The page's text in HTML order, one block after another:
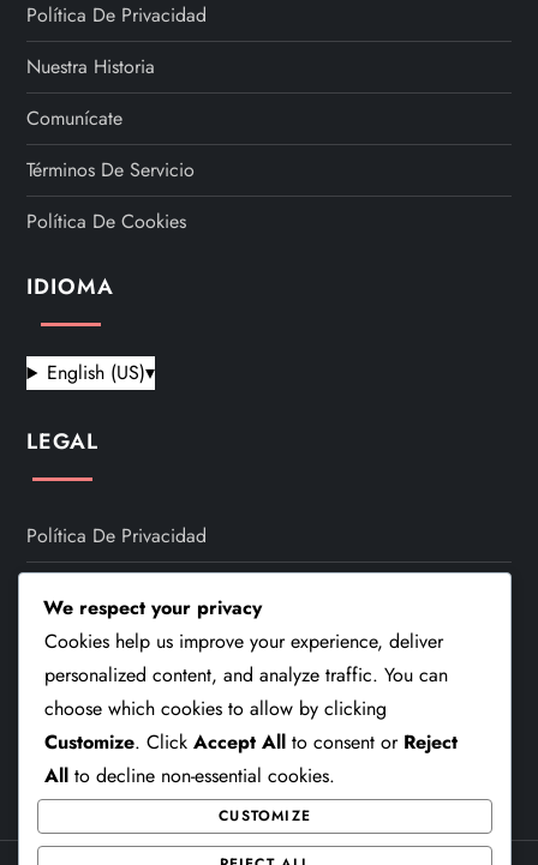
Política De Privacidad
Nuestra Historia
Comunícate
Términos De Servicio
Política De Cookies
IDIOMA
English (US)▾
LEGAL
Política De Privacidad
Comunícate
Términos De Servicio
Política De Cookies
We respect your privacy
Cookies help us improve your experience, deliver
personalized content, and analyze traffic. You can
choose which cookies to allow by clicking
Customize. Click Accept All to consent or Reject
All to decline non-essential cookies.
CUSTOMIZE